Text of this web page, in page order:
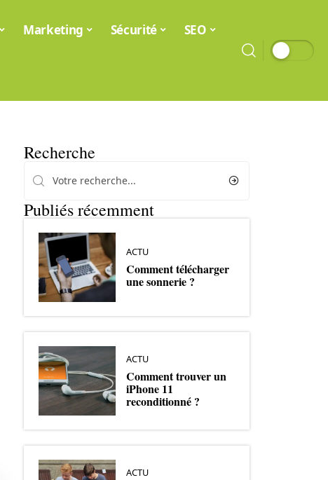
Marketing Sécurité SEO
Recherche
Publiés récemment
ACTU
Comment télécharger
une sonnerie ?
ACTU
Comment trouver un
iPhone 11
reconditionné ?
ACTU